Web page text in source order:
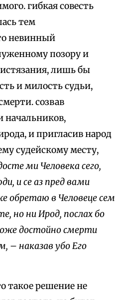
гибкая совесть
тем
невинный
позору и
лишь бы
и милость судьи,
созвав
начальников,
и пригласив народ
судейскому месту,
ми Человека сего,
и се аз пред вами
обретаю в Человеце сем
но ни Ирод, послах бо
достойно смерти
– наказав убо Его
такое решение не